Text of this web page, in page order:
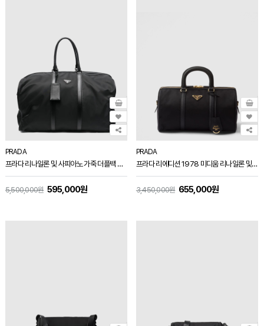
PRADA
프라다 리나일론 및 사피아노 가죽 더플백 블랙 2VC013
5,500,000원 595,000원
PRADA
프라다 리에디션 1978 미디움 리나일론 및 사피아노 가죽 탑 핸들 백 블랙 1BB233
3,450,000원 655,000원